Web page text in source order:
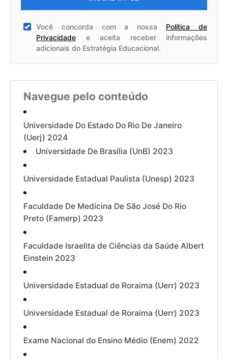
Você concorda com a nossa Política de
Privacidade e aceita receber informações
adicionais do Estratégia Educacional.
Navegue pelo conteúdo
Universidade Do Estado Do Rio De Janeiro
(Uerj) 2024
Universidade De Brasília (UnB) 2023
Universidade Estadual Paulista (Unesp) 2023
Faculdade De Medicina De São José Do Rio
Preto (Famerp) 2023
Faculdade Israelita de Ciências da Saúde Albert
Einstein 2023
Universidade Estadual de Roraima (Uerr) 2023
Universidade Estadual de Roraima (Uerr) 2023
Exame Nacional do Ensino Médio (Enem) 2022